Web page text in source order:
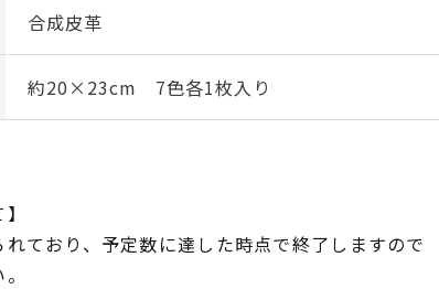
合成皮革
約20×23cm 7色各1枚入り
ており、予定数に達した時点で終了しますので